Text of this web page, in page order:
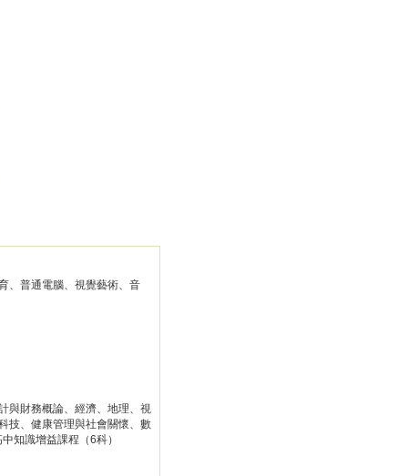
、普通電腦、視覺藝術、音
與財務概論、經濟、地理、視
技、健康管理與社會關懷、數
知識增益課程（6科）